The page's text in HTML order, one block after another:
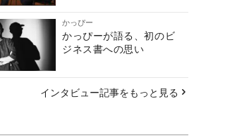
かっぴー
かっぴーが語る、初のビ
ジネス書への思い
インタビュー記事をもっと見る